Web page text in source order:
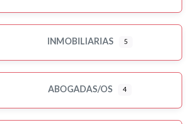
INMOBILIARIAS 5
ABOGADAS/OS 4